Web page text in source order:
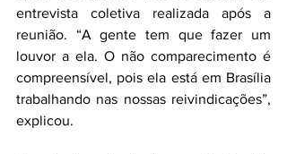
entrevista coletiva realizada após a
reunião. “A gente tem que fazer um
louvor a ela. O não comparecimento é
compreensível, pois ela está em Brasília
trabalhando nas nossas reivindicações”,
explicou.